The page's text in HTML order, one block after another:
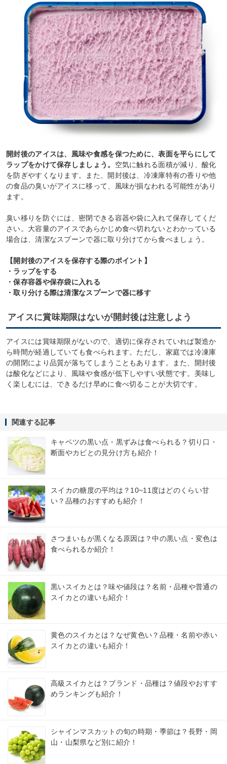
開封後のアイスは、風味や食感を保つために、表面を平らにして
ラップをかけて保存しましょう。 空気に触れる面積が減り、酸化
を防ぎやすくなります。また、開封後は、冷凍庫特有の香りや他
の食品の臭いがアイスに移って、風味が損なわれる可能性があり
ます。
臭い移りを防ぐには、密閉できる容器や袋に入れて保存してくだ
さい。大容量のアイスであらかじめ食べ切れないとわかっている
場合は、清潔なスプーンで器に取り分けてから食べましょう。
【開封後のアイスを保存する際のポイント】
・ラップをする
・保存容器や保存袋に入れる
・取り分ける際は清潔なスプーンで器に移す
アイスに賞味期限はないが開封後は注意しよう
アイスには賞味期限がないので、適切に保存されていれば製造か
ら時間が経過していても食べられます。ただし、家庭では冷凍庫
の開閉により品質が落ちてしまうこともあります。また、開封後
は酸化などにより、風味や食感が低下しやすい状態です。美味し
く楽しむには、できるだけ早めに食べ切ることが大切です。
関連する記事
キャベツの黒い点・黒ずみは食べられる？切り口・
断面やカビとの見分け方も紹介！
スイカの糖度の平均は？10~11度はどのくらい甘
い？品種のおすすめも紹介！
さつまいもが黒くなる原因は？中の黒い点・変色は
食べられるか紹介！
黒いスイカとは？味や値段は？名前・品種や普通の
スイカとの違いも紹介！
黄色のスイカとは？なぜ黄色い？品種・名前や赤い
スイカとの違いも紹介！
高級スイカとは？ブランド・品種は？値段やおすす
めランキングも紹介！
シャインマスカットの旬の時期・季節は？長野・岡
山・山梨県など別に紹介！